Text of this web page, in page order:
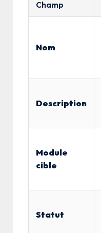
Champ
Nom
Description
Module
cible
Statut